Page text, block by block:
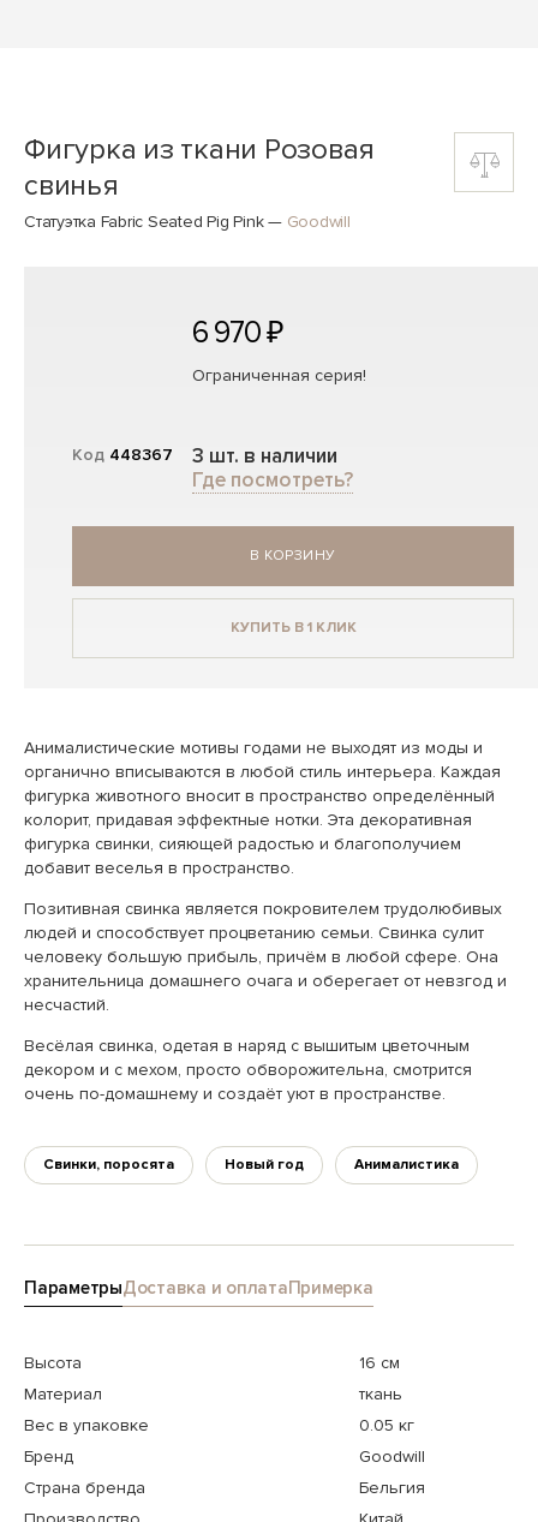
Фигурка из ткани Розовая
свинья
Статуэтка Fabric Seated Pig Pink— Goodwill
Код 448367
6 970 ₽
Ограниченная серия!
3 шт. в наличии
Где посмотреть?
В КОРЗИНУ
КУПИТЬ В 1 КЛИК
Анималистические мотивы годами не выходят из моды и
органично вписываются в любой стиль интерьера. Каждая
фигурка животного вносит в пространство определённый
колорит, придавая эффектные нотки. Эта декоративная
фигурка свинки, сияющей радостью и благополучием
добавит веселья в пространство.
Позитивная свинка является покровителем трудолюбивых
людей и способствует процветанию семьи. Свинка сулит
человеку большую прибыль, причём в любой сфере. Она
хранительница домашнего очага и оберегает от невзгод и
несчастий.
Весёлая свинка, одетая в наряд с вышитым цветочным
декором и с мехом, просто обворожительна, смотрится
очень по-домашнему и создаёт уют в пространстве.
Свинки, поросята Новый год Анималистика
ПараметрыДоставка и оплатаПримерка
Высота
16 см
Материал
ткань
Вес в упаковке
0.05 кг
Бренд
Goodwill
Страна бренда
Бельгия